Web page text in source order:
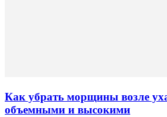
Как убрать морщины возле
объемными и высокими